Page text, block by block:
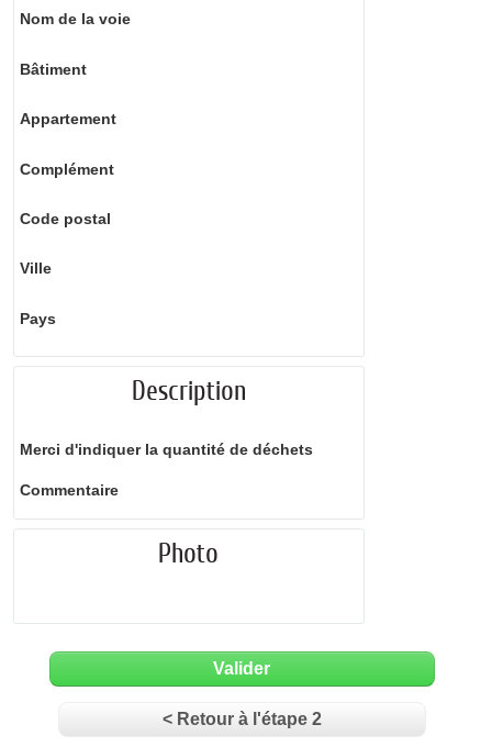
Nom de la voie
Bâtiment
Appartement
Complément
Code postal
Ville
Pays
Description
Merci d'indiquer la quantité de déchets
Commentaire
Photo
Valider
< Retour à l'étape 2